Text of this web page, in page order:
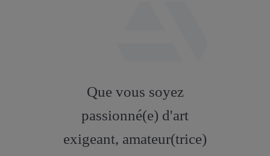
artstation
Que vous soyez
passionné(e) d'art
exigeant, amateur(trice)